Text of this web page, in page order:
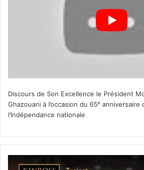
Discours de Son Excellence le Président
Ghazouani à l’occasion du 65ᵉ anniversaire
l’Indépendance nationale